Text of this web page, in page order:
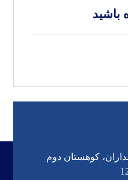
باشید
کوهستان دوم